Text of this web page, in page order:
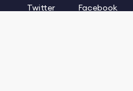
Twitter Facebook